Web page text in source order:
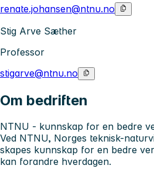
renate.johansen@ntnu.no
Stig Arve Sæther
Professor
stigarve@ntnu.no
Om bedriften
NTNU - kunnskap for en bedre
Ved NTNU, Norges teknisk-
skapes kunnskap for en bedre
kan forandre hverdagen.